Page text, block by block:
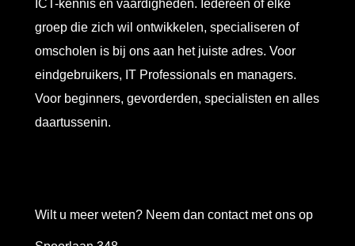
Wilt u meer weten? Neem dan contact met ons op
ICT-kennis en vaardigheden. Iedereen of elke
groep die zich wil ontwikkelen, specialiseren of
omscholen is bij ons aan het juiste adres. Voor
eindgebruikers, IT Professionals en managers.
Voor beginners, gevorderden, specialisten en alles
daartussenin.